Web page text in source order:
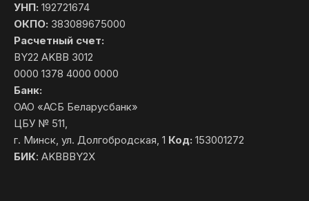
УНП: 192721674
ОКПО: 383089675000
Расчетный счет:
BY22 AKBB 3012
0000 1378 4000 0000
Банк:
ОАО «АСБ Беларусбанк»
ЦБУ № 511,
г. Минск, ул. Долгобродская, 1 Код: 153001272
БИК: AKBBBY2X